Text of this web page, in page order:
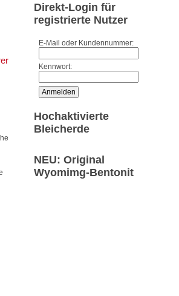
Direkt-Login für
registrierte Nutzer
E-Mail oder Kundennummer:
Kennwort:
Hochaktivierte
Bleicherde
NEU: Original
Wyomimg-Bentonit